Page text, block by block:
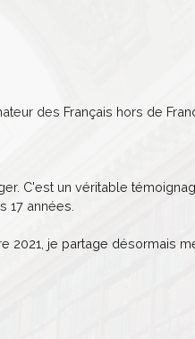
des Français hors de
C'est un véritable
17 années.
je partage désormais